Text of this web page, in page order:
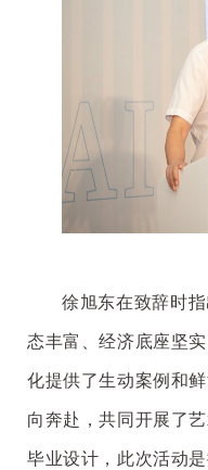
徐旭东在致辞时
态丰富、经济底座坚
化提供了生动案例和
向奔赴，共同开展了
毕业设计，此次活动